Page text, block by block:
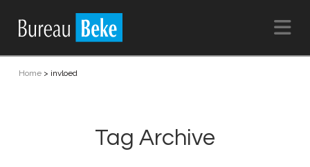
Home> invloed
Tag Archive